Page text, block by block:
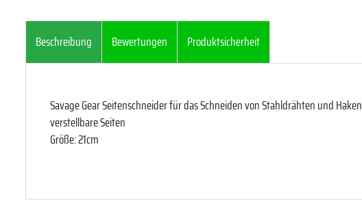
Beschreibung Bewertungen Produktsicherheit
Savage Gear Seitenschneider für das Schneiden von Stahldrähten und Haken
verstellbare Seiten
Größe: 21cm